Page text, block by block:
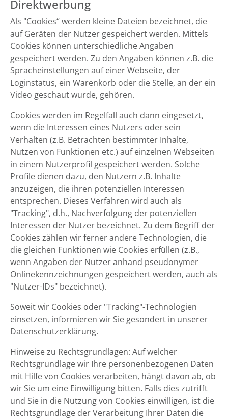
Direktwerbung
Als "Cookies“ werden kleine Dateien bezeichnet, die
auf Geräten der Nutzer gespeichert werden. Mittels
Cookies können unterschiedliche Angaben
gespeichert werden. Zu den Angaben können z.B. die
Spracheinstellungen auf einer Webseite, der
Loginstatus, ein Warenkorb oder die Stelle, an der ein
Video geschaut wurde, gehören.
Cookies werden im Regelfall auch dann eingesetzt,
wenn die Interessen eines Nutzers oder sein
Verhalten (z.B. Betrachten bestimmter Inhalte,
Nutzen von Funktionen etc.) auf einzelnen Webseiten
in einem Nutzerprofil gespeichert werden. Solche
Profile dienen dazu, den Nutzern z.B. Inhalte
anzuzeigen, die ihren potenziellen Interessen
entsprechen. Dieses Verfahren wird auch als
"Tracking", d.h., Nachverfolgung der potenziellen
Interessen der Nutzer bezeichnet. Zu dem Begriff der
Cookies zählen wir ferner andere Technologien, die
die gleichen Funktionen wie Cookies erfüllen (z.B.,
wenn Angaben der Nutzer anhand pseudonymer
Onlinekennzeichnungen gespeichert werden, auch als
"Nutzer-IDs" bezeichnet).
Soweit wir Cookies oder "Tracking"-Technologien
einsetzen, informieren wir Sie gesondert in unserer
Datenschutzerklärung.
Hinweise zu Rechtsgrundlagen: Auf welcher
Rechtsgrundlage wir Ihre personenbezogenen Daten
mit Hilfe von Cookies verarbeiten, hängt davon ab, ob
wir Sie um eine Einwilligung bitten. Falls dies zutrifft
und Sie in die Nutzung von Cookies einwilligen, ist die
Rechtsgrundlage der Verarbeitung Ihrer Daten die